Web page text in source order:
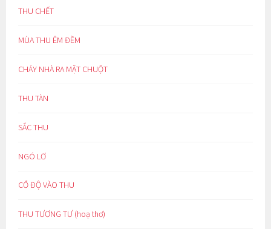
THU CHẾT
MÙA THU ÊM ĐỀM
CHÁY NHÀ RA MẶT CHUỘT
THU TÀN
SẮC THU
NGÓ LƠ
CỔ ĐỘ VÀO THU
THU TƯƠNG TƯ (hoạ thơ)